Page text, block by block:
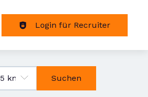
Login für Recruiter
Suchen